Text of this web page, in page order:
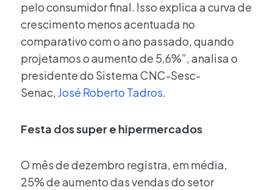
pelo consumidor final. Isso explica a curva de
crescimento menos acentuada no
comparativo com o ano passado, quando
projetamos o aumento de 5,6%”, analisa o
presidente do Sistema CNC-Sesc-
Senac,José Roberto Tadros.
Festa dos super e hipermercados
O mês de dezembro registra, em média,
25% de aumento das vendas do setor